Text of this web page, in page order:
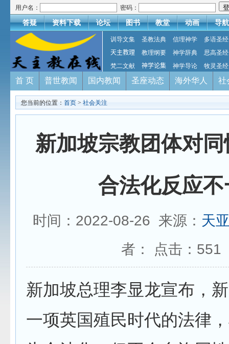
用户名： 密码：
答疑 资料下载 论坛 图书 教堂 动画 导航
训导文集 圣教法典 信理神学
多语圣经
天主教理
教理纲要 神学辞典
思高圣经
梵二文献
神学论集 神学导论 牧灵圣经
首 页 普世教闻 国内教闻 圣座动态 海外华人 社
您当前的位置： 首页 > 社会关注
新加坡宗教团体对
合法化反应不
时间：2022-08-26 来源： 天
者： 点击： 551
新加坡总理李显龙宣布，
一项英国殖民时代的法律